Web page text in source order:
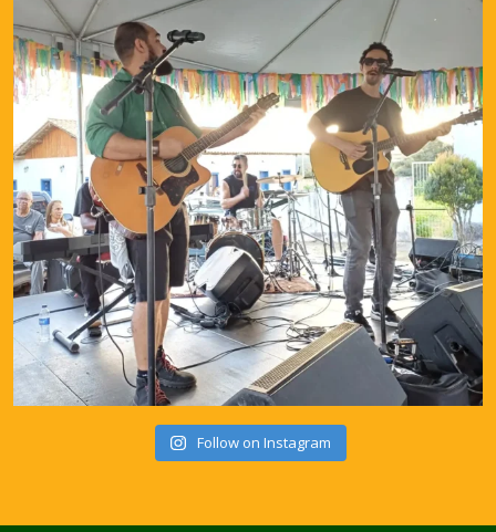
Follow on Instagram